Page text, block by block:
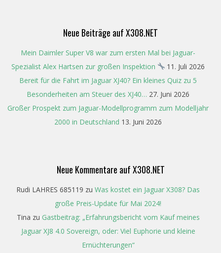
Neue Beiträge auf X308.NET
Mein Daimler Super V8 war zum ersten Mal bei Jaguar-
Spezialist Alex Hartsen zur großen Inspektion
11. Juli 2026
Bereit für die Fahrt im Jaguar XJ40? Ein kleines Quiz zu 5
Besonderheiten am Steuer des XJ40… 27. Juni 2026
Großer Prospekt zum Jaguar-Modellprogramm zum Modelljahr
2000 in Deutschland 13. Juni 2026
Neue Kommentare auf X308.NET
Rudi LAHRES 685119 zu Was kostet ein Jaguar X308? Das
große Preis-Update für Mai 2024!
Tina zu Gastbeitrag: „Erfahrungsbericht vom Kauf meines
Jaguar XJ8 4.0 Sovereign, oder: Viel Euphorie und kleine
Ernüchterungen“